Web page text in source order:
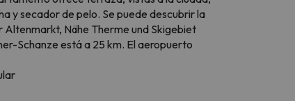
y secador de pelo. Se puede descubrir la
Altenmarkt, Nähe Therme und Skigebiet
Schanze está a 25 km. El aeropuerto